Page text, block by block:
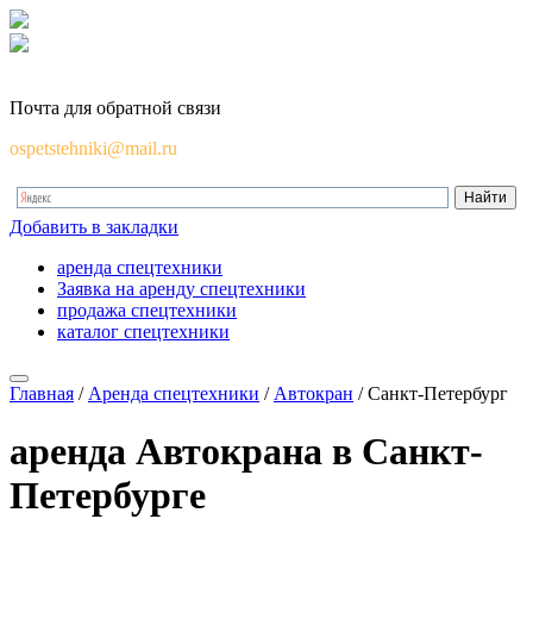
Почта для обратной связи
ospetstehniki@mail.ru
Добавить в закладки
аренда спецтехники
Заявка на аренду спецтехники
продажа спецтехники
каталог спецтехники
Главная / Аренда спецтехники / Автокран /Санкт-Петербург
аренда Автокрана в Санкт-
Петербурге